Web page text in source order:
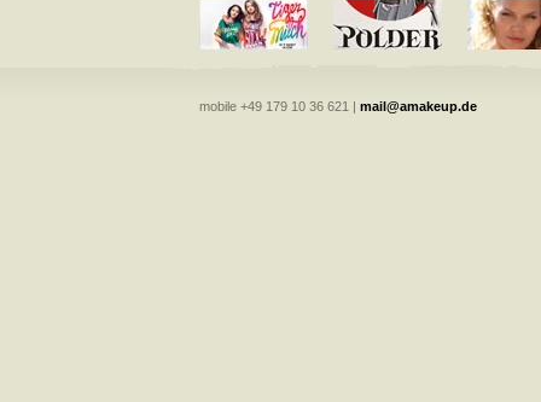
mobile +49 179 10 36 621 | mail@amakeup.de